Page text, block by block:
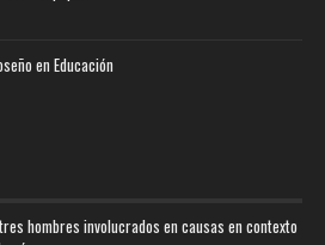
en Educación
hombres involucrados en causas en contexto